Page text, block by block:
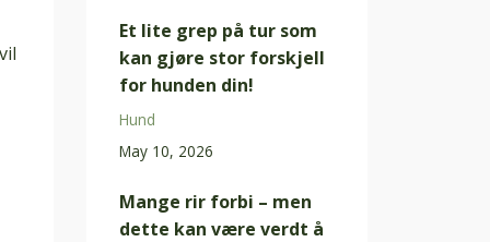
Et lite grep på tur som
kan gjøre stor forskjell
for hunden din!
Hund
May 10, 2026
Mange rir forbi – men
dette kan være verdt å